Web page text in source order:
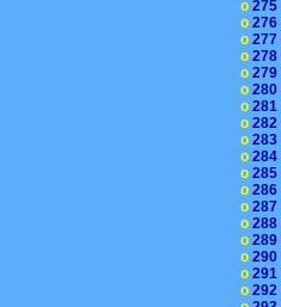
o 275
o 276
o 277
o 278
o 279
o 280
o 281
o 282
o 283
o 284
o 285
o 286
o 287
o 288
o 289
o 290
o 291
o 292